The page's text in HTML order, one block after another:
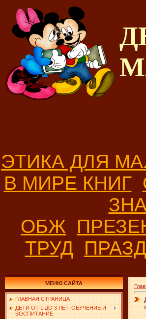
ЭТИКА ДЛЯ
В МИРЕ КНИГ
ОБЖ
ТРУД
МЕНЮ САЙТА
ГЛАВНАЯ СТРАНИЦА
ДЕТИ ОТ 1 ДО 3 ЛЕТ. ОБУЧЕНИЕ И
ВОСПИТАНИЕ